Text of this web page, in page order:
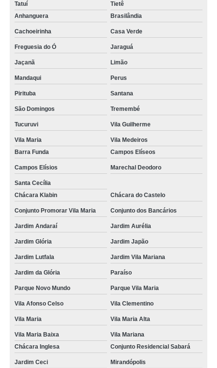
Tatuí
Tietê
Anhanguera
Brasilândia
Cachoeirinha Casa Verde
Freguesia do Ó Jaraguá
Jaçanã Limão
Mandaqui Perus
Pirituba Santana
São Domingos Tremembé
Tucuruvi Vila Guilherme
Vila Maria
Vila Medeiros
Barra Funda
Campos Elíseos
Campos Elísios Marechal Deodoro
Santa Cecília
Chácara Klabin
Chácara do Castelo
Conjunto Promorar Vila Maria Conjunto dos Bancários
Jardim Andaraí Jardim Aurélia
Jardim Glória Jardim Japão
Jardim Lutfala Jardim Vila Mariana
Jardim da Glória Paraíso
Parque Novo Mundo Parque Vila Maria
Vila Afonso Celso Vila Clementino
Vila Maria Vila Maria Alta
Vila Maria Baixa
Vila Mariana
Chácara Inglesa
Conjunto Residencial Sabará
Jardim Ceci Mirandópolis